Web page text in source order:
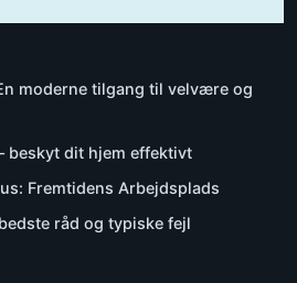
moderne tilgang til velvære og
beskyt dit hjem effektivt
Fremtidens Arbejdsplads
råd og typiske fejl